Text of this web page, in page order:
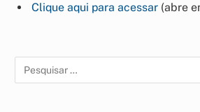
Clique aqui para acessar (abre